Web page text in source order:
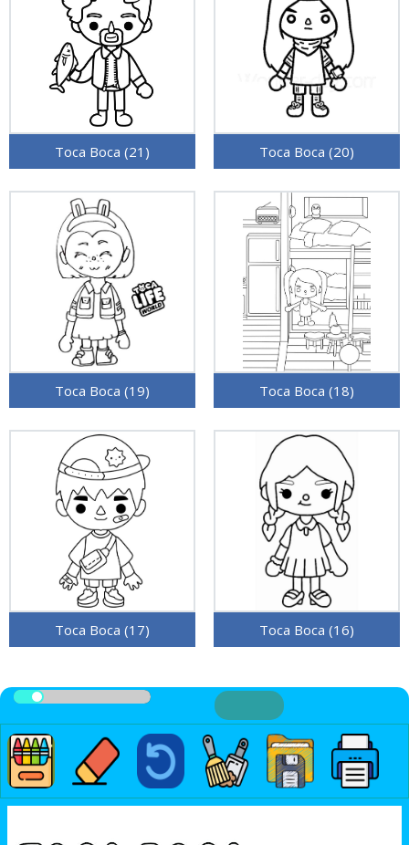
Toca Boca (21) Toca Boca (20)
Toca Boca (19) Toca Boca (18)
Toca Boca (17) Toca Boca (16)